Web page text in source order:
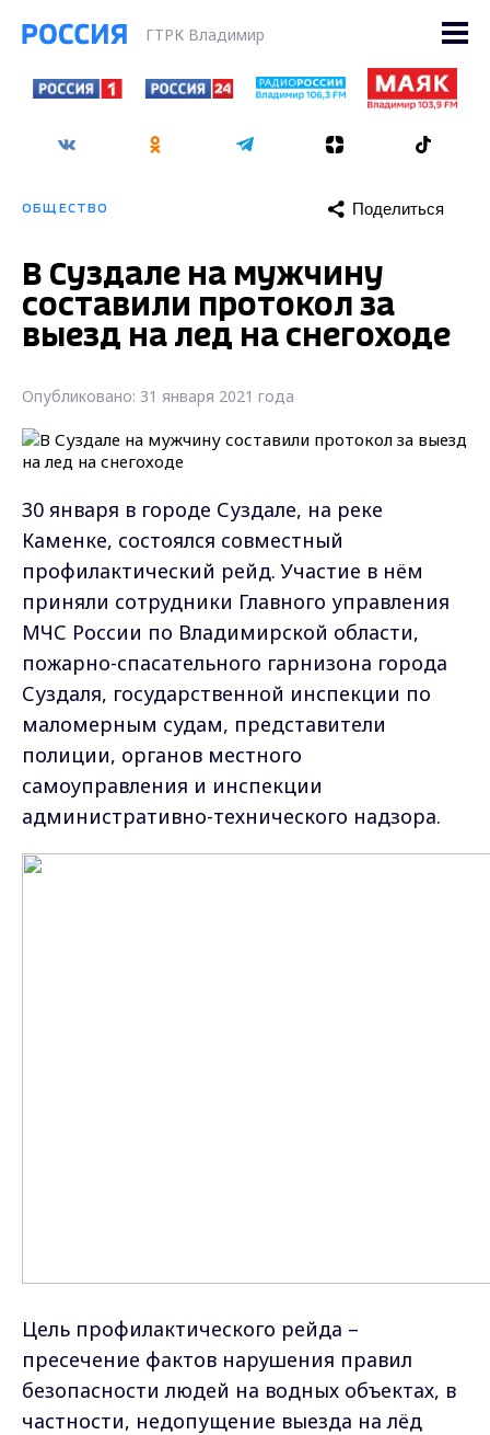
ГТРК Владимир
ОБЩЕСТВО Поделиться
В Суздале на мужчину
составили протокол за
выезд на лед на снегоходе
Опубликовано: 31 января 2021 года
30 января в городе Суздале, на реке
Каменке, состоялся совместный
профилактический рейд. Участие в нём
приняли сотрудники Главного управления
МЧС России по Владимирской области,
пожарно-спасательного гарнизона города
Суздаля, государственной инспекции по
маломерным судам, представители
полиции, органов местного
самоуправления и инспекции
административно-технического надзора.
Цель профилактического рейда –
пресечение фактов нарушения правил
безопасности людей на водных объектах, в
частности, недопущение выезда на лёд